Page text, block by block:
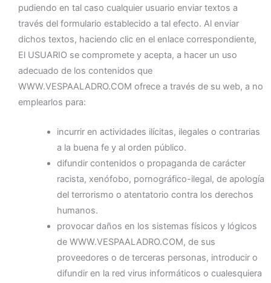
pudiendo en tal caso cualquier usuario enviar textos a
través del formulario establecido a tal efecto. Al enviar
dichos textos, haciendo clic en el enlace correspondiente,
El USUARIO se compromete y acepta, a hacer un uso
adecuado de los contenidos que
WWW.VESPAALADRO.COM ofrece a través de su web, a no
emplearlos para:
incurrir en actividades ilícitas, ilegales o contrarias
a la buena fe y al orden público.
difundir contenidos o propaganda de carácter
racista, xenófobo, pornográfico-ilegal, de apología
del terrorismo o atentatorio contra los derechos
humanos.
provocar daños en los sistemas físicos y lógicos
de WWW.VESPAALADRO.COM, de sus
proveedores o de terceras personas, introducir o
difundir en la red virus informáticos o cualesquiera